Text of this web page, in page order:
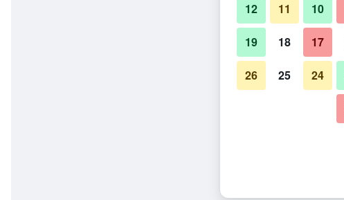
10
11
12
17
18
19
24
25
26